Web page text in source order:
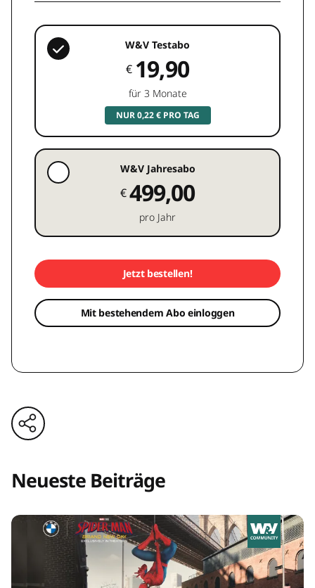
W&V Testabo
€ 19,90
für 3 Monate
NUR 0,22 € PRO TAG
W&V Jahresabo
€499,00
pro Jahr
Jetzt bestellen!
Mit bestehendem Abo einloggen
Neueste Beiträge